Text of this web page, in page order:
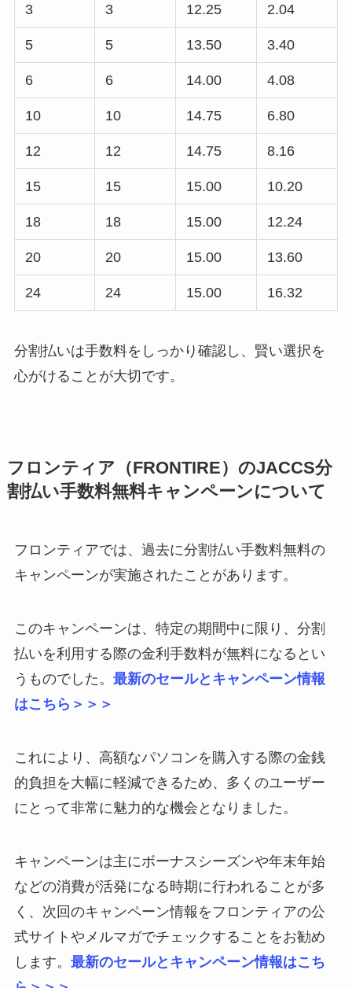
3 3 12.25 2.04
5 5 13.50 3.40
6 6 14.00 4.08
10 10 14.75 6.80
12 12 14.75 8.16
15 15 15.00 10.20
18 18 15.00 12.24
20 20 15.00 13.60
24 24 15.00 16.32
分割払いは手数料をしっかり確認し、賢い選択を
心がけることが大切です。
フロンティア（FRONTIRE）のJACCS分
割払い手数料無料キャンペーンについて
フロンティアでは、過去に分割払い手数料無料の
キャンペーンが実施されたことがあります。
このキャンペーンは、特定の期間中に限り、分割
払いを利用する際の金利手数料が無料になるとい
うものでした。 最新のセールとキャンペーン情報
はこちら＞＞＞
これにより、高額なパソコンを購入する際の金銭
的負担を大幅に軽減できるため、多くのユーザー
にとって非常に魅力的な機会となりました。
キャンペーンは主にボーナスシーズンや年末年始
などの消費が活発になる時期に行われることが多
く、次回のキャンペーン情報をフロンティアの公
式サイトやメルマガでチェックすることをお勧め
します。 最新のセールとキャンペーン情報はこち